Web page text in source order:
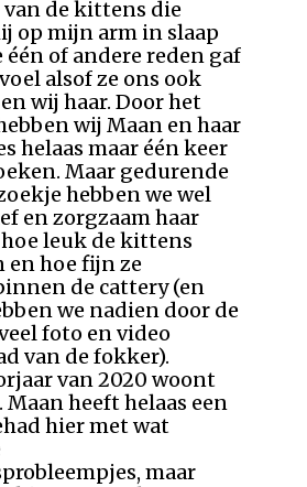
van de kittens die
op mijn arm in slaap
één of andere reden gaf
alsof ze ons ook
wij haar. Door het
wij Maan en haar
helaas maar één keer
Maar gedurende
hebben we wel
en zorgzaam haar
leuk de kittens
en hoe fijn ze
de cattery (en
we nadien door de
foto en video
van de fokker).
van 2020 woont
Maan heeft helaas een
hier met wat
maar